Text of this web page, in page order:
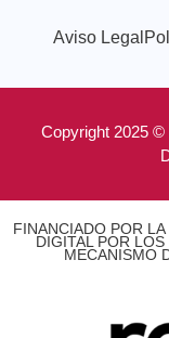
Aviso Legal
Copyright 2025 ©
FINANCIADO POR
DIGITAL POR
MECANISMO